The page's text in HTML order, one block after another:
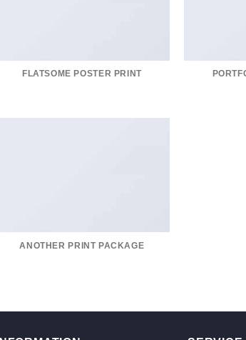
FLATSOME POSTER PRINT
ANOTHER PRINT PACKAGE